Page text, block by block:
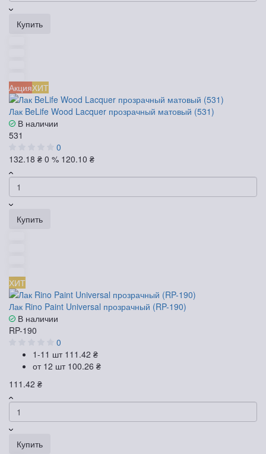
Купить
АкцияХИТ
Лак BeLife Wood Lacquer прозрачный матовый (531)
В наличии
531
0
132.18 ₴ 0 % 120.10 ₴
Купить
ХИТ
Лак Rino Paint Universal прозрачный (RP-190)
В наличии
RP-190
0
1-11 шт 111.42 ₴
от 12 шт 100.26 ₴
111.42 ₴
Купить